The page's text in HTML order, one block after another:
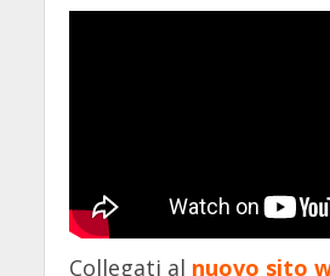
Collegati al nuovo sito